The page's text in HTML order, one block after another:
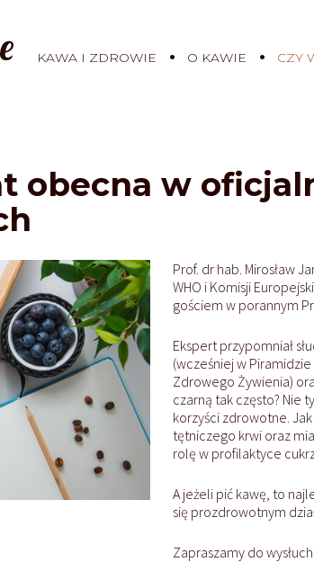
KAWA I ZDROWIE O KAWIE CZY
obecna w
Prof. dr hab. Mirosław
WHO i Komisji
gościem w porannym
Ekspert przypomniał
(wcześniej w
Zdrowego Żywienia)
czarną tak często? Nie
korzyści zdrowotne.
tętniczego krwi oraz
rolę w profilaktyce
A jeżeli pić kawę, to
się prozdrowotnym
Zapraszamy do